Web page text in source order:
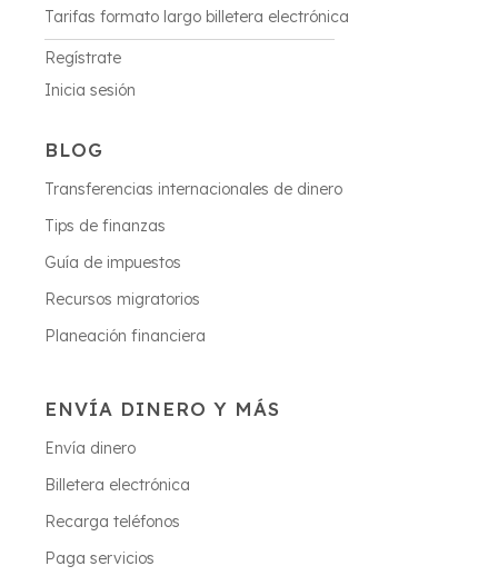
Tarifas formato largo billetera electrónica
Regístrate
Inicia sesión
BLOG
Transferencias internacionales de dinero
Tips de finanzas
Guía de impuestos
Recursos migratorios
Planeación financiera
ENVÍA DINERO Y MÁS
Envía dinero
Billetera electrónica
Recarga teléfonos
Paga servicios